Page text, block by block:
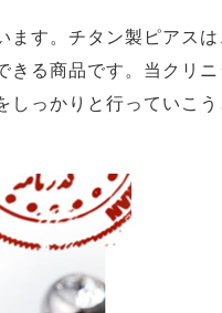
ます。チタン製ピアスは
きる商品です。当クリニ
しっかりと行っていこう